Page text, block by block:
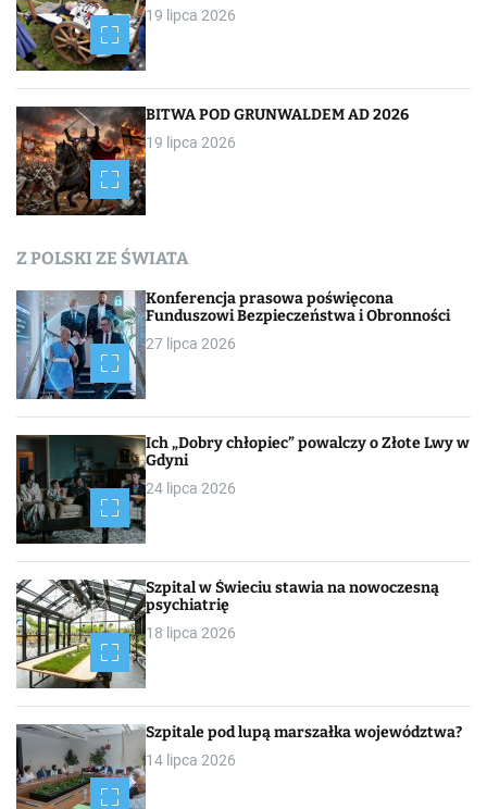
19 lipca 2026
BITWA POD GRUNWALDEM AD 2026
19 lipca 2026
Z POLSKI ZE ŚWIATA
Konferencja prasowa poświęcona
Funduszowi Bezpieczeństwa i Obronności
27 lipca 2026
Ich „Dobry chłopiec” powalczy o Złote Lwy w
Gdyni
24 lipca 2026
Szpital w Świeciu stawia na nowoczesną
psychiatrię
18 lipca 2026
Szpitale pod lupą marszałka województwa?
14 lipca 2026